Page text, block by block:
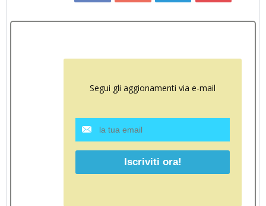
Segui gli aggionamenti via e-mail